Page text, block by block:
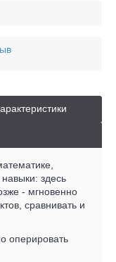
здесь
- мгновенно
сравнивать и
оперировать